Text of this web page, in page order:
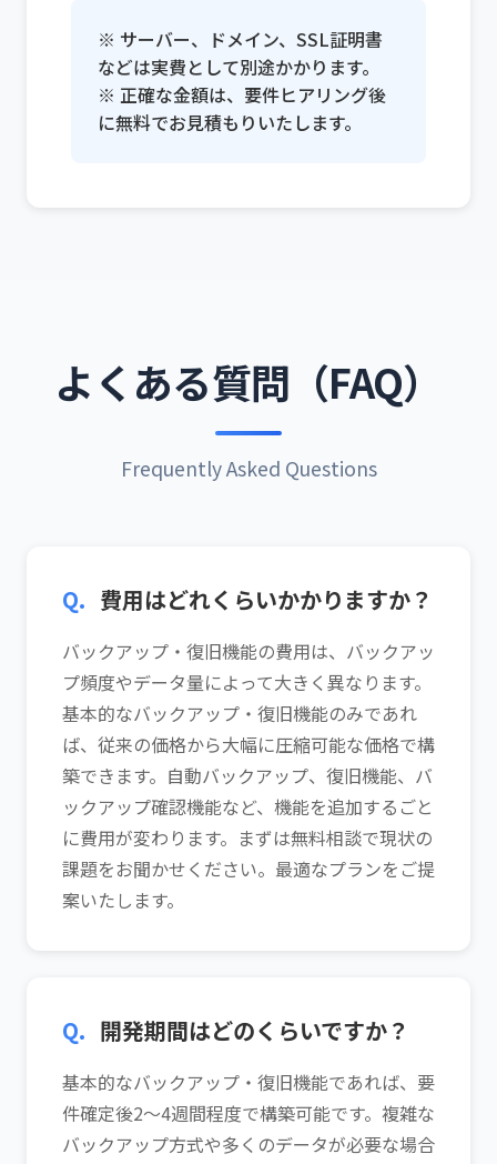
※ サーバー、ドメイン、SSL証明書
などは実費として別途かかります。
※ 正確な金額は、要件ヒアリング後
に無料でお見積もりいたします。
よくある質問（FAQ）
Frequently Asked Questions
Q. 費用はどれくらいかかりますか？
バックアップ・復旧機能の費用は、バックアッ
プ頻度やデータ量によって大きく異なります。
基本的なバックアップ・復旧機能のみであれ
ば、従来の価格から大幅に圧縮可能な価格で構
築できます。自動バックアップ、復旧機能、バ
ックアップ確認機能など、機能を追加するごと
に費用が変わります。まずは無料相談で現状の
課題をお聞かせください。最適なプランをご提
案いたします。
Q. 開発期間はどのくらいですか？
基本的なバックアップ・復旧機能であれば、要
件確定後2〜4週間程度で構築可能です。複雑な
バックアップ方式や多くのデータが必要な場合